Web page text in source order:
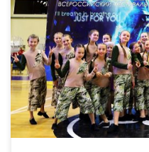
В этом году исполняется
народного коллектива
центра детского
победы приносит […]